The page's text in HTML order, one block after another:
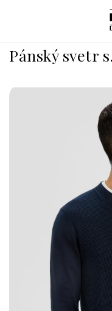
Pánský svetr